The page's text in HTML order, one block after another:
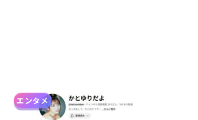
エンタメ